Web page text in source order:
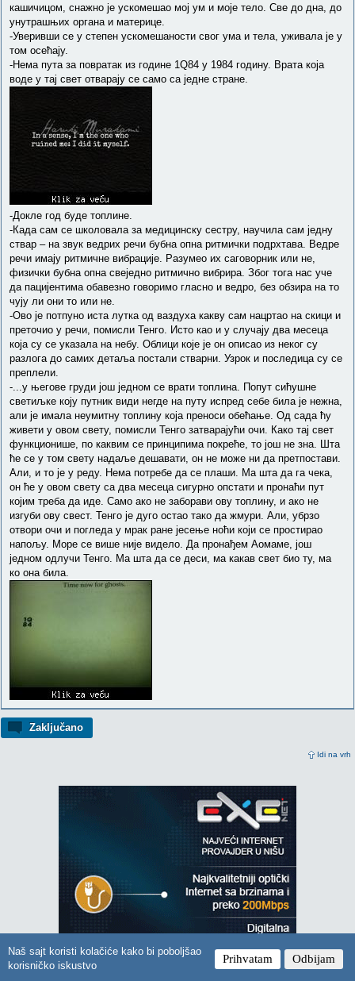
Naš sajt koristi kolačiće kako bi poboljšao
korisničko iskustvo
Prihvatam Odbijam
Zaključano
Idi na vrh
кашичицом, снажно је ускомешао мој ум и моје тело. Све до дна, до
унутрашњих органа и материце.
-Уверивши се у степен ускомешаности свог ума и тела, уживала је у
том осећају.
-Нема пута за повратак из године 1Q84 у 1984 годину. Врата која
воде у тај свет отварају се само са једне стране.
-Докле год буде топлине.
-Када сам се школовала за медицинску сестру, научила сам једну
ствар – на звук ведрих речи бубна опна ритмички подрхтава. Ведре
речи имају ритмичне вибрације. Разумео их саговорник или не,
физички бубна опна свеједно ритмично вибрира. Због тога нас уче
да пацијентима обавезно говоримо гласно и ведро, без обзира на то
чују ли они то или не.
-Ово је потпуно иста лутка од ваздуха какву сам нацртао на скици и
преточио у речи, помисли Тенго. Исто као и у случају два месеца
која су се указала на небу. Облици које је он описао из неког су
разлога до самих детаља постали стварни. Узрок и последица су се
преплели.
-...у његове груди још једном се врати топлина. Попут сићушне
светиљке коју путник види негде на путу испред себе била је нежна,
али је имала неумитну топлину која преноси обећање. Од сада ћу
живети у овом свету, помисли Тенго затварајући очи. Како тај свет
функционише, по каквим се принципима покреће, то још не зна. Шта
ће се у том свету надаље дешавати, он не може ни да претпостави.
Али, и то је у реду. Нема потребе да се плаши. Ма шта да га чека,
он ће у овом свету са два месеца сигурно опстати и пронаћи пут
којим треба да иде. Само ако не заборави ову топлину, и ако не
изгуби ову свест. Тенго је дуго остао тако да жмури. Али, убрзо
отвори очи и погледа у мрак ране јесење ноћи који се простирао
напољу. Море се више није видело. Да пронађем Аомаме, још
једном одлучи Тенго. Ма шта да се деси, ма какав свет био ту, ма
ко она била.